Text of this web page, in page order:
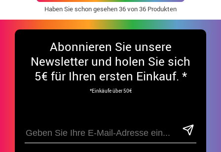
Haben Sie schon gesehen36von 36 Produkten
Abonnieren Sie unsere
Newsletter und holen Sie sich
5€ für Ihren ersten Einkauf. *
*Einkäufe über 50€